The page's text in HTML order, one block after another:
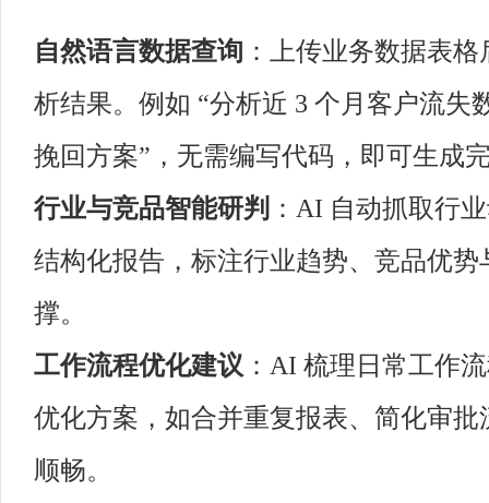
自然语言数据查询 ：上传业务数据表
析结果。例如 “分析近 3 个月客户流失
挽回方案”，无需编写代码，即可生成
行业与竞品智能研判 ：AI 自动抓取行
结构化报告，标注行业趋势、竞品优
撑。
工作流程优化建议 ：AI 梳理日常工作
优化方案，如合并重复报表、简化审
顺畅。